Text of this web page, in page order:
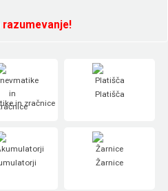
razumevanje!
in zračnice
Platišča
Žarnice